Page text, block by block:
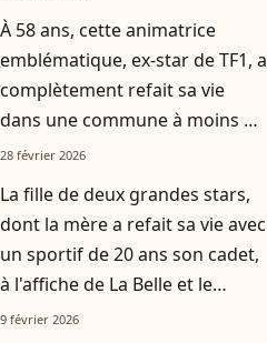
À 58 ans, cette animatrice
emblématique, ex-star de TF1, a
complètement refait sa vie
dans une commune à moins de
deux heures d’avion de Paris
28 février 2026
La fille de deux grandes stars,
dont la mère a refait sa vie avec
un sportif de 20 ans son cadet,
à l'affiche de La Belle et le
Boulanger sur TF1
9 février 2026